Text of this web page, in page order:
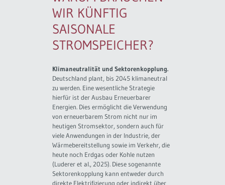
WIR KÜNFTIG
SAISONALE
STROMSPEICHER?
Klimaneutralität und Sektorenkopplung.
Deutschland plant, bis 2045 klimaneutral
zu werden. Eine wesentliche Strategie
hierfür ist der Ausbau Erneuerbarer
Energien. Dies ermöglicht die Verwendung
von erneuerbarem Strom nicht nur im
heutigen Stromsektor, sondern auch für
viele Anwendungen in der Industrie, der
Wärmebereitstellung sowie im Verkehr, die
heute noch Erdgas oder Kohle nutzen
(Luderer et al., 2025). Diese sogenannte
Sektorenkopplung kann entweder durch
direkte Elektrifizierung oder indirekt über